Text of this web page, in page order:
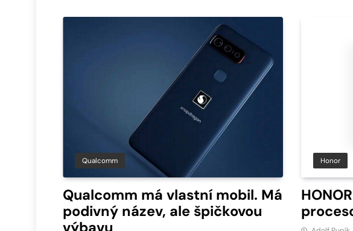
Qualcomm
Qualcomm má vlastní mobil. Má
podivný název, ale špičkovou
výbavu
Honor